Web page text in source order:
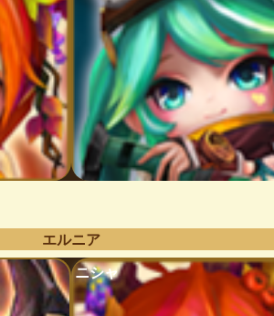
エルニア
ニシャ